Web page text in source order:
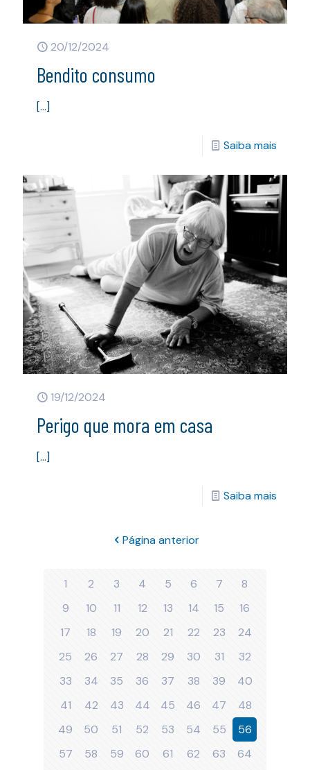
20/12/2024
Bendito consumo
[…]
Saiba mais
19/12/2024
Perigo que mora em casa
[…]
Saiba mais
Página anterior
1 2 3 4 5 6 7
8
9
10 11 12 13 14 15
16
17
18 19 20 21 22 23
24
25
26 27 28 29 30 31
32
33
34 35 36 37 38 39
40
41
42 43 44 45 46 47
48
49
50 51 52 53 54 55
56
57
58 59 60 61 62 63
64